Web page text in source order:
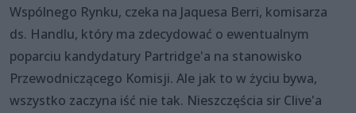
Wspólnego Rynku, czeka na Jaquesa Berri, komisarza
ds. Handlu, który ma zdecydować o ewentualnym
poparciu kandydatury Partridge'a na stanowisko
Przewodniczącego Komisji. Ale jak to w życiu bywa,
wszystko zaczyna iść nie tak. Nieszczęścia sir Clive'a